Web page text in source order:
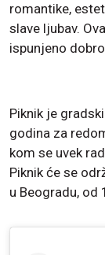
romantike,
slave ljubav.
ispunjeno
Piknik je
godina za
kom se uvek
Piknik će se
u Beogradu, od